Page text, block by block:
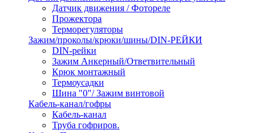
Датчик движения / Фотореле
Прожектора
Терморегуляторы
Зажим/проколы/крюки/шины/DIN-РЕЙКИ
DIN-рейки
Зажим Анкерный/Ответвительный
Крюк монтажный
Термоусадки
Шина "0"/ Зажим винтовой
Кабель-канал/гофры
Кабель-канал
Труба гофриров.